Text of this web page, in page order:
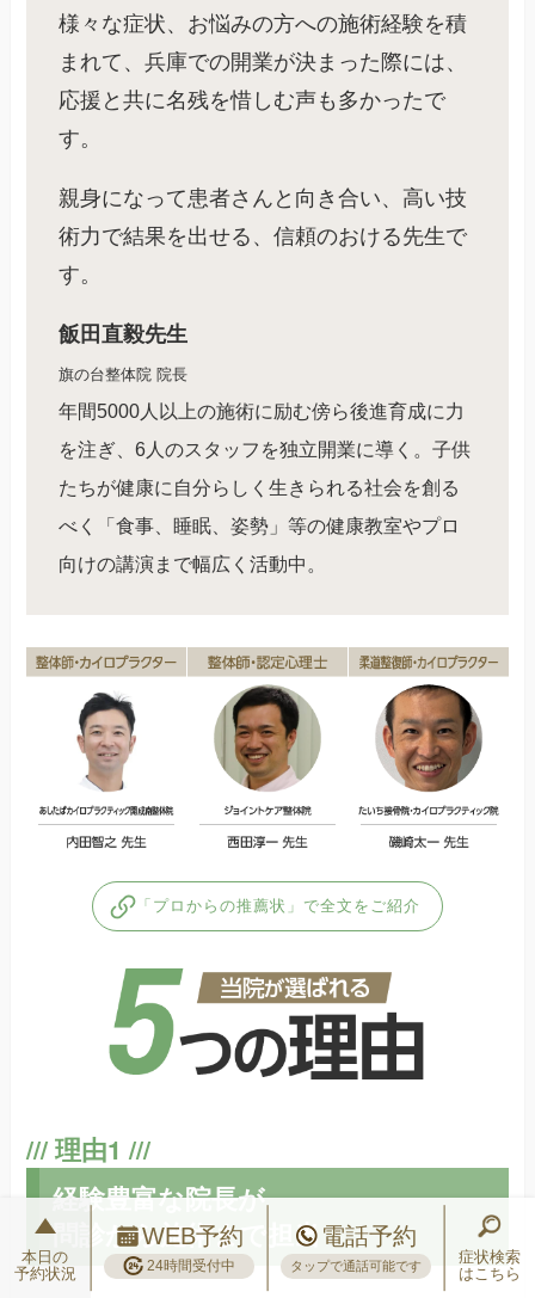
様々な症状、お悩みの方への施術経験を積
まれて、兵庫での開業が決まった際には、
応援と共に名残を惜しむ声も多かったで
す。
親身になって患者さんと向き合い、高い技
術力で結果を出せる、信頼のおける先生で
す。
飯田直毅先生
旗の台整体院 院長
年間5000人以上の施術に励む傍ら後進育成に力
を注ぎ、6人のスタッフを独立開業に導く。子供
たちが健康に自分らしく生きられる社会を創る
べく「食事、睡眠、姿勢」等の健康教室やプロ
向けの講演まで幅広く活動中。
「プロからの推薦状」で全文をご紹介
経験豊富な院長が
問診から施術まで担当
本日の
予約状況
WEB予約
24時間受付中
電話予約
タップで通話可能です
症状検索
はこちら